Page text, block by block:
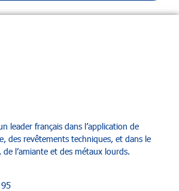
leader français dans l’application de
, des revêtements techniques, et dans le
, de l’amiante et des métaux lourds.